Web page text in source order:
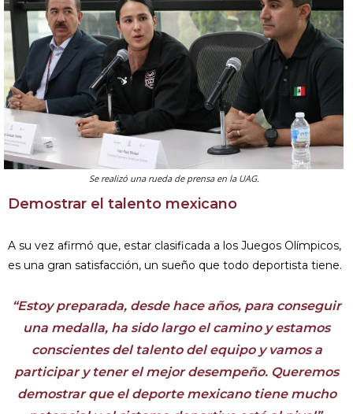
Se realizó una rueda de prensa en la UAG.
Demostrar el talento mexicano
A su vez afirmó que, estar clasificada a los Juegos Olímpicos,
es una gran satisfacción, un sueño que todo deportista tiene.
“Estoy preparada, desde hace años, para conseguir
una medalla, ha sido largo el camino y estamos
conscientes del talento del equipo y vamos a
participar y tener el mejor desempeño. Queremos
demostrar que el deporte mexicano tiene mucho